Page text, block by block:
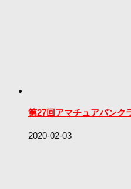
第27回アマチュアパンク
2020-02-03